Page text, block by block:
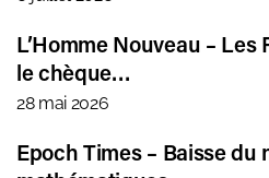
L’Homme Nouveau –
le chèque…
28 mai 2026
Epoch Times – Baisse du